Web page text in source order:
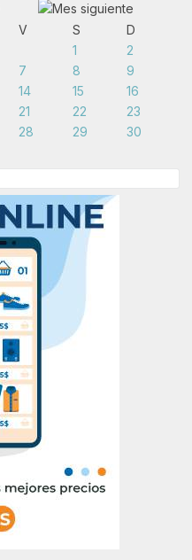
V S
D
1
2
7 8
9
14 15
16
21 22
23
28 29
30